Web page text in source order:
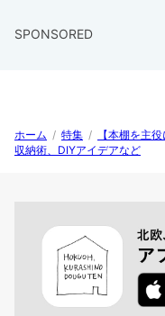
SPONSORED
ホーム / 特集 /
【本棚を主
収納術、DIYアイデアなど